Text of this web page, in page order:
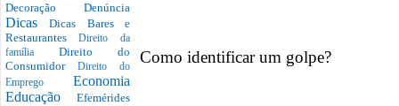
Decoração Denúncia
DicasDicas Bares e
RestaurantesDireito da
família Direito do
Consumidor Direito do
Emprego Economia
Educação Efemérides
Como identificar um golpe?